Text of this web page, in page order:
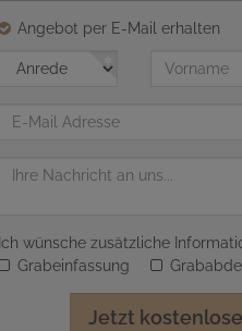
Angebot per E-Mail erhalten
Anrede
Vorname
Nachricht
Ich wünsche zusätzliche
Grabeinfassung
Jetzt